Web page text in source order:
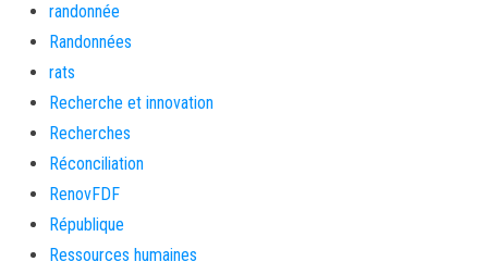
randonnée
Randonnées
rats
Recherche et innovation
Recherches
Réconciliation
RenovFDF
République
Ressources humaines